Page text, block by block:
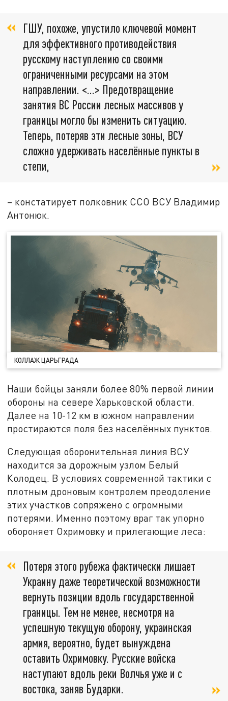
ГШУ, похоже, упустило ключевой момент
для эффективного противодействия
русскому наступлению со своими
ограниченными ресурсами на этом
направлении. <…> Предотвращение
занятия ВС России лесных массивов у
границы могло бы изменить ситуацию.
Теперь, потеряв эти лесные зоны, ВСУ
сложно удерживать населённые пункты в
степи,
– констатирует полковник ССО ВСУ Владимир
Антонюк.
КОЛЛАЖ ЦАРЬГРАДА
Наши бойцы заняли более 80% первой линии
обороны на севере Харьковской области.
Далее на 10-12 км в южном направлении
простираются поля без населённых пунктов.
Следующая оборонительная линия ВСУ
находится за дорожным узлом Белый
Колодец. В условиях современной тактики с
плотным дроновым контролем преодоление
этих участков сопряжено с огромными
потерями. Именно поэтому враг так упорно
обороняет Охримовку и прилегающие леса:
Потеря этого рубежа фактически лишает
Украину даже теоретической возможности
вернуть позиции вдоль государственной
границы. Тем не менее, несмотря на
успешную текущую оборону, украинская
армия, вероятно, будет вынуждена
оставить Охримовку. Русские войска
наступают вдоль реки Волчья уже и с
востока, заняв Бударки.